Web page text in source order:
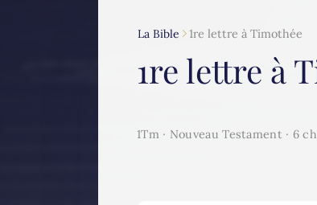
La Bible 1re lettre à Timothée
1re lettre à
1Tm · Nouveau Testament · 6